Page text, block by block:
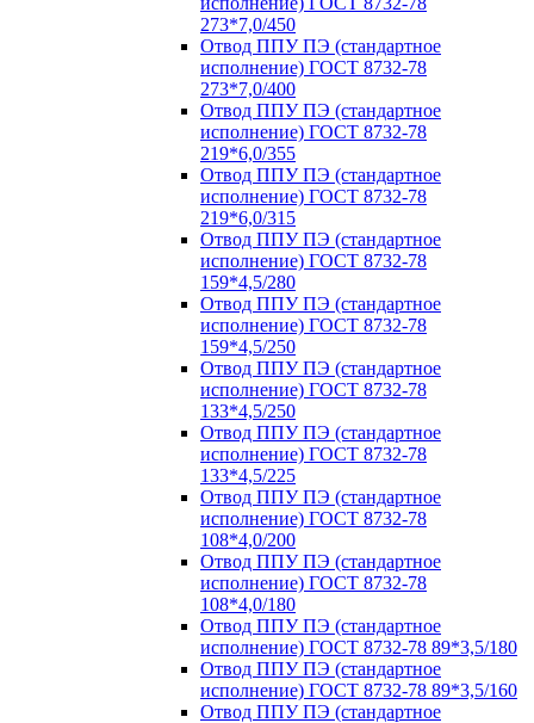
273*7,0/450
Отвод ППУ ПЭ (стандартное
исполнение) ГОСТ 8732-78
273*7,0/400
Отвод ППУ ПЭ (стандартное
исполнение) ГОСТ 8732-78
219*6,0/355
Отвод ППУ ПЭ (стандартное
исполнение) ГОСТ 8732-78
219*6,0/315
Отвод ППУ ПЭ (стандартное
исполнение) ГОСТ 8732-78
159*4,5/280
Отвод ППУ ПЭ (стандартное
исполнение) ГОСТ 8732-78
159*4,5/250
Отвод ППУ ПЭ (стандартное
исполнение) ГОСТ 8732-78
133*4,5/250
Отвод ППУ ПЭ (стандартное
исполнение) ГОСТ 8732-78
133*4,5/225
Отвод ППУ ПЭ (стандартное
исполнение) ГОСТ 8732-78
108*4,0/200
Отвод ППУ ПЭ (стандартное
исполнение) ГОСТ 8732-78
108*4,0/180
Отвод ППУ ПЭ (стандартное
исполнение) ГОСТ 8732-78 89*3,5/180
Отвод ППУ ПЭ (стандартное
исполнение) ГОСТ 8732-78 89*3,5/160
Отвод ППУ ПЭ (стандартное